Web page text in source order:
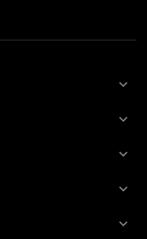




keyboard_arrow_down